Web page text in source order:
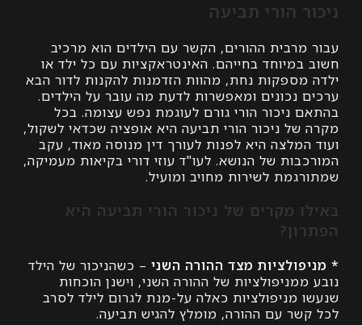
הורי תביעה
ההורים, הקשר עם הילדים הוא מרכיב
בחייהם. האינטראקציות עם כל ילד או
נחת, מהוות הזדמנות להקנות לדור הבא
נכונים ומאפשרות לדעת מה עובר על הילדים.
ניכור הורי גורם לעוגמת נפש עצומה. בכל
ניכור הורי תביעה היא אופציה שכדאי לשקול,
היא לפנות לעורך דין מנוסה מאוד, עקב
של הנושא. לעו"ד עוזי דורי בקיאות מעמיקה,
לשירות מחויב ומועיל.
מקרים של ניכור הורי תביעה היא
מצד ההורה השני– כשהניכור של הילד
של ההורה השני, וישנן הוכחות
מניפולציות כאלה על-מנת לגרום לילד לסרב
עם ההורה, מומלץ להגיש תביעה.